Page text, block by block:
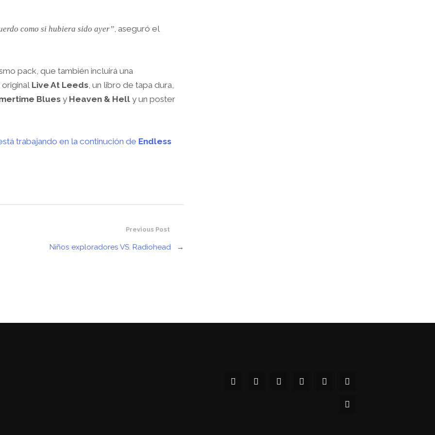
como si hubiera sido ayer” , aseguró el
pack, que también incluirá una
Live At Leeds, un libro de tapa dura,
Bluesy Heaven & Hell y un poster
trabajando en la continución de Endless
Previous Post
Niños exploradores VS. Radiohead →